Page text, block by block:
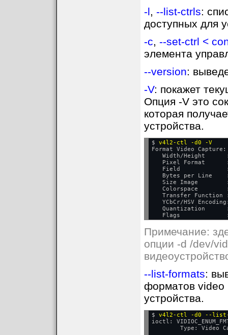
-l
--list-ctrls:
доступных для
-c
--set-ctrl <
элемента
--version:
-V: покажет
Опция -V это
которая
устройства.
$ v4l2-ctl -d0 -V
Format Video Capture:
Width/Height
Pixel Format
Field
Bytes per Line
Size Image
Colorspace
Transfer Function
YCbCr/HSV
Quantization
Примечание:
опции -d /dev/
--list-formats:
форматов video
устройства.
$ v4l2-ctl -d0 --list-
ioctl:
Type: Video